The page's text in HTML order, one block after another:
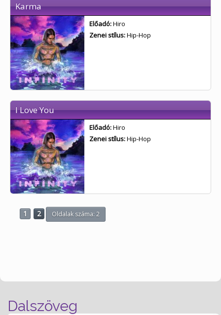
Dalszöveg
Karma
Előadó:Hiro
Zenei stílus:Hip-Hop
I Love You
Előadó:Hiro
Zenei stílus:Hip-Hop
1 2 Oldalak száma: 2